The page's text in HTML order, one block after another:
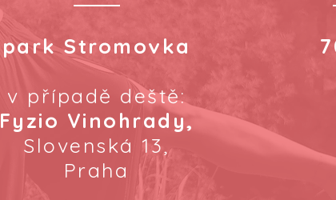
park Stromovka
v případě deště:
Fyzio Vinohrady,
Slovenská 13,
Praha